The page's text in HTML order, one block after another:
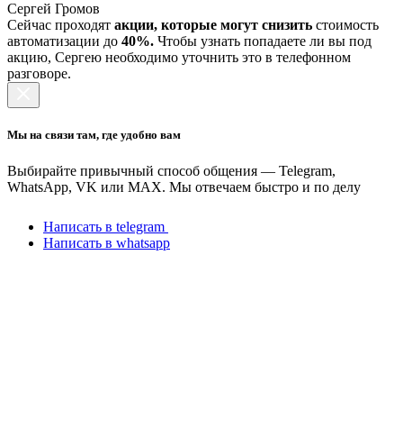
Сергей Громов
Сейчас проходят акции, которые могут снизить стоимость
автоматизации до 40%. Чтобы узнать попадаете ли вы под
акцию, Сергею необходимо уточнить это в телефонном
разговоре.
Мы на связи там, где удобно вам
Выбирайте привычный способ общения — Telegram,
WhatsApp, VK или MAX. Мы отвечаем быстро и по делу
Написать в telegram
Написать в whatsapp